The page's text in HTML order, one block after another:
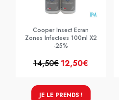
Cooper Insect Ecran
Zones Infectees 100ml X2
-25%
14,50€ 12,50€
JE LE PRENDS !